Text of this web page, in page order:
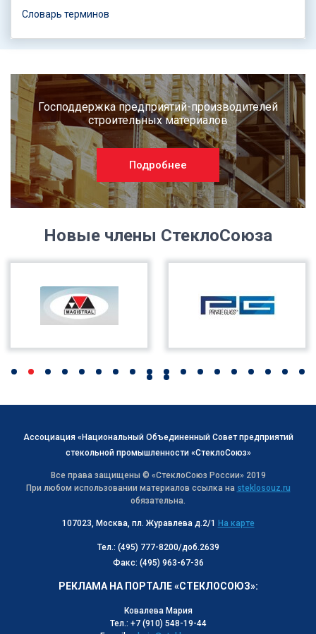
Словарь терминов
Господдержка предприятий-производителей
строительных материалов
Подробнее
Новые члены СтеклоСоюза
Ассоциация «Национальный Объединенный Совет предприятий
стекольной промышленности «СтеклоСоюз»
Все права защищены © «СтеклоСоюз Роcсии» 2019
При любом использовании материалов ссылка на steklosouz.ru
обязательна.
107023, Москва, пл. Журавлева д.2/1 На карте
Тел.: (495) 777-8200/доб.2639
Факс: (495) 963-67-36
РЕКЛАМА НА ПОРТАЛЕ «СТЕКЛОСОЮЗ»:
Ковалева Мария
Тел.: +7 (910) 548-19-44